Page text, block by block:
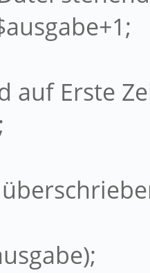
auf Erste